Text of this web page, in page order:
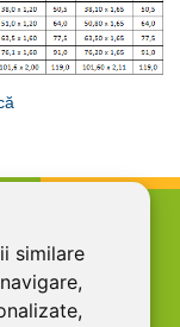
similare